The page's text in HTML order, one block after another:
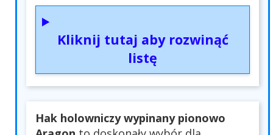
Kliknij tutaj aby rozwinąć
listę
Hak holowniczy wypinany pionowo